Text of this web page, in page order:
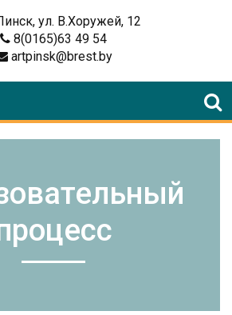
ул. В.Хоружей, 12
8(0165)63 49 54
artpinsk@brest.by